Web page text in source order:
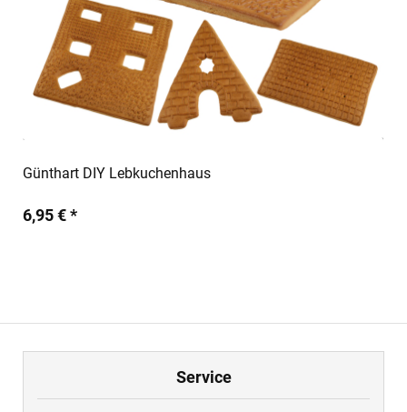
In den Warenkorb
Günthart DIY Lebkuchenhaus
6,95 € *
Service